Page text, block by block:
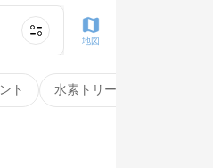
ト 水素トリートメント
地図